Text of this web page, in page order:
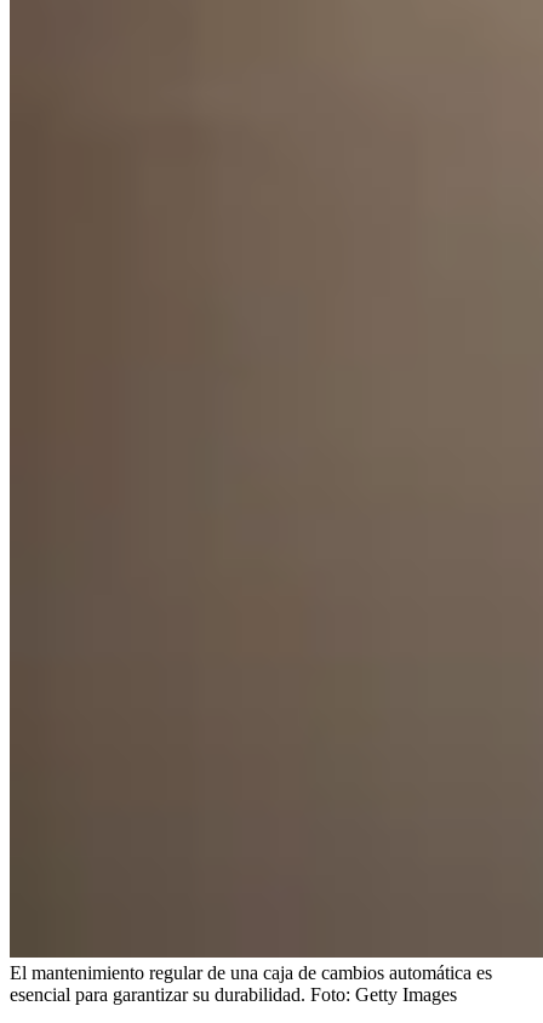
El mantenimiento regular de una caja de cambios automática es
esencial para garantizar su durabilidad. Foto: Getty Images